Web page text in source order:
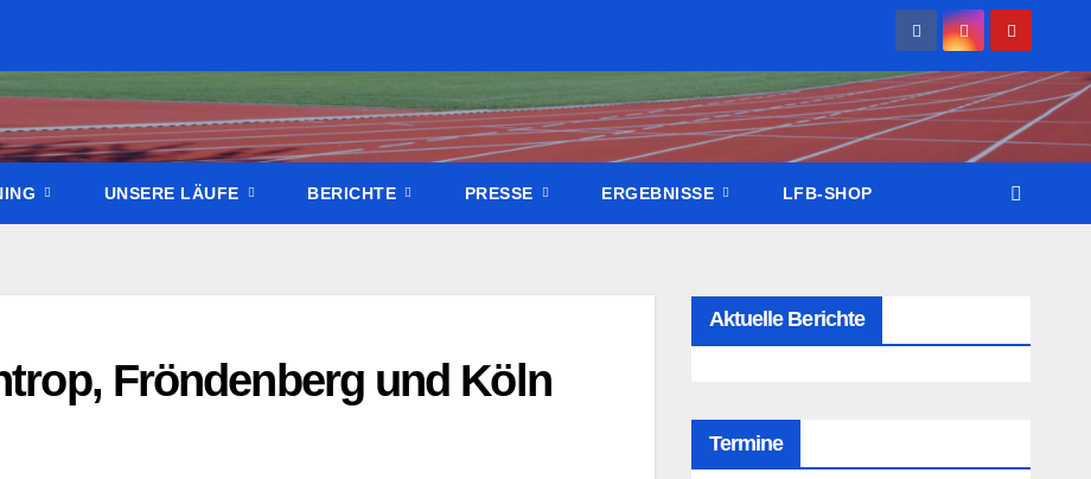
UNSERE LÄUFE BERICHTE PRESSE ERGEBNISSE LFB-SHOP
Fröndenberg und Köln
Aktuelle Berichte
Termine